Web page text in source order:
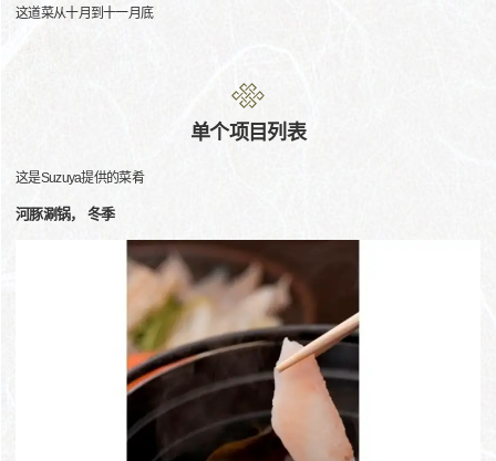
这道菜从十月到十一月底
单个项目列表
这是Suzuya提供的菜肴
河豚涮锅， 冬季